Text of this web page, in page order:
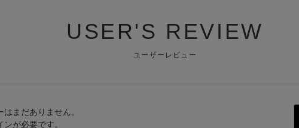
USER'S REVIEW
ユーザーレビュー
まだありません。
ンが必要です。